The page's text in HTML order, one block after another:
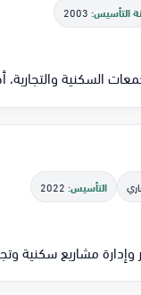
التأسيس:
والتجارية،
التأسيس:
مشاريع سكنية